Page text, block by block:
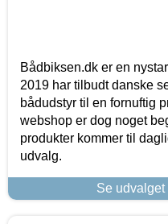
Bådbiksen.dk er en
2019 har tilbudt danske
bådudstyr til en fornuftig
webshop er dog noget
produkter kommer til
udvalg.
Se